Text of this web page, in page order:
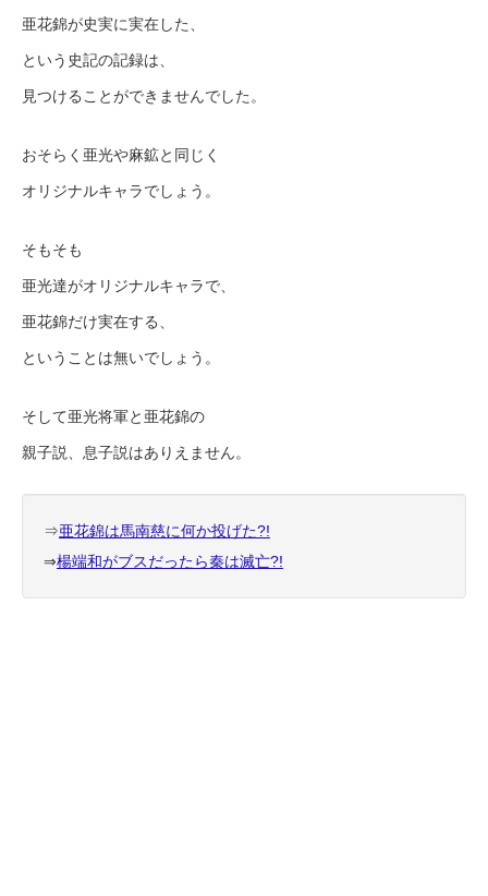
亜花錦が史実に実在した、
という史記の記録は、
見つけることができませんでした。
おそらく亜光や麻鉱と同じく
オリジナルキャラでしょう。
そもそも
亜光達がオリジナルキャラで、
亜花錦だけ実在する、
ということは無いでしょう。
そして亜光将軍と亜花錦の
親子説、息子説はありえません。
⇒亜花錦は馬南慈に何か投げた?!
⇒楊端和がブスだったら秦は滅亡?!